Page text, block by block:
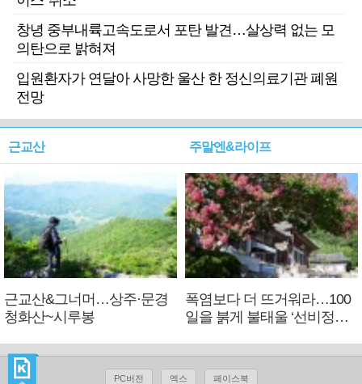
창녕 중부내륙고속도로서 포탄 발견…살상력 없는 모
의탄으로 밝혀져
입원환자가 연달아 사망한 울산 한 정신의료기관 폐원
전망
근교산
근교산&그너머…상주·문경
청화산~시루봉
주말엔&라이프
폭염보다 더 뜨거워라…100
일을 붉게 불태울 ‘선비정신’
PC버전 엑스 페이스북